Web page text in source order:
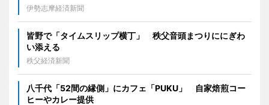
伊勢志摩経済新聞
皆野で「タイムスリップ横丁」 秩父音頭まつりににぎわ
い添える
秩父経済新聞
八千代「52間の縁側」にカフェ「PUKU」 自家焙煎コー
ヒーやカレー提供